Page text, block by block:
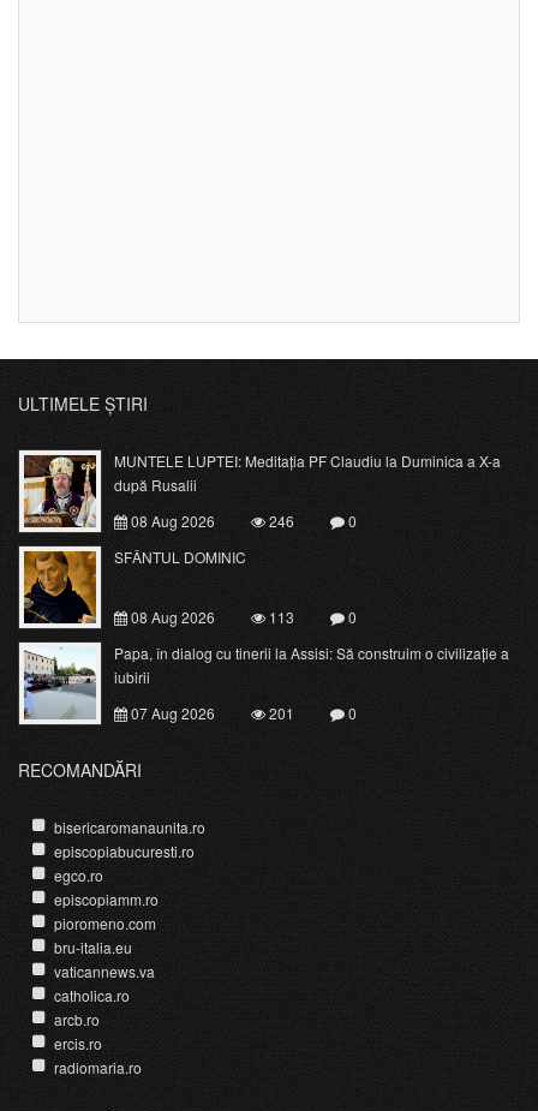
ULTIMELE ȘTIRI
MUNTELE LUPTEI: Meditația PF Claudiu la Duminica a X-a
după Rusalii
08 Aug 2026
246
0
SFÂNTUL DOMINIC
08 Aug 2026 113
0
Papa, în dialog cu tinerii la Assisi: Să construim o civilizație a
iubirii
07 Aug 2026
201 0
RECOMANDĂRI
bisericaromanaunita.ro
episcopiabucuresti.ro
egco.ro
episcopiamm.ro
pioromeno.com
bru-italia.eu
vaticannews.va
catholica.ro
arcb.ro
ercis.ro
radiomaria.ro